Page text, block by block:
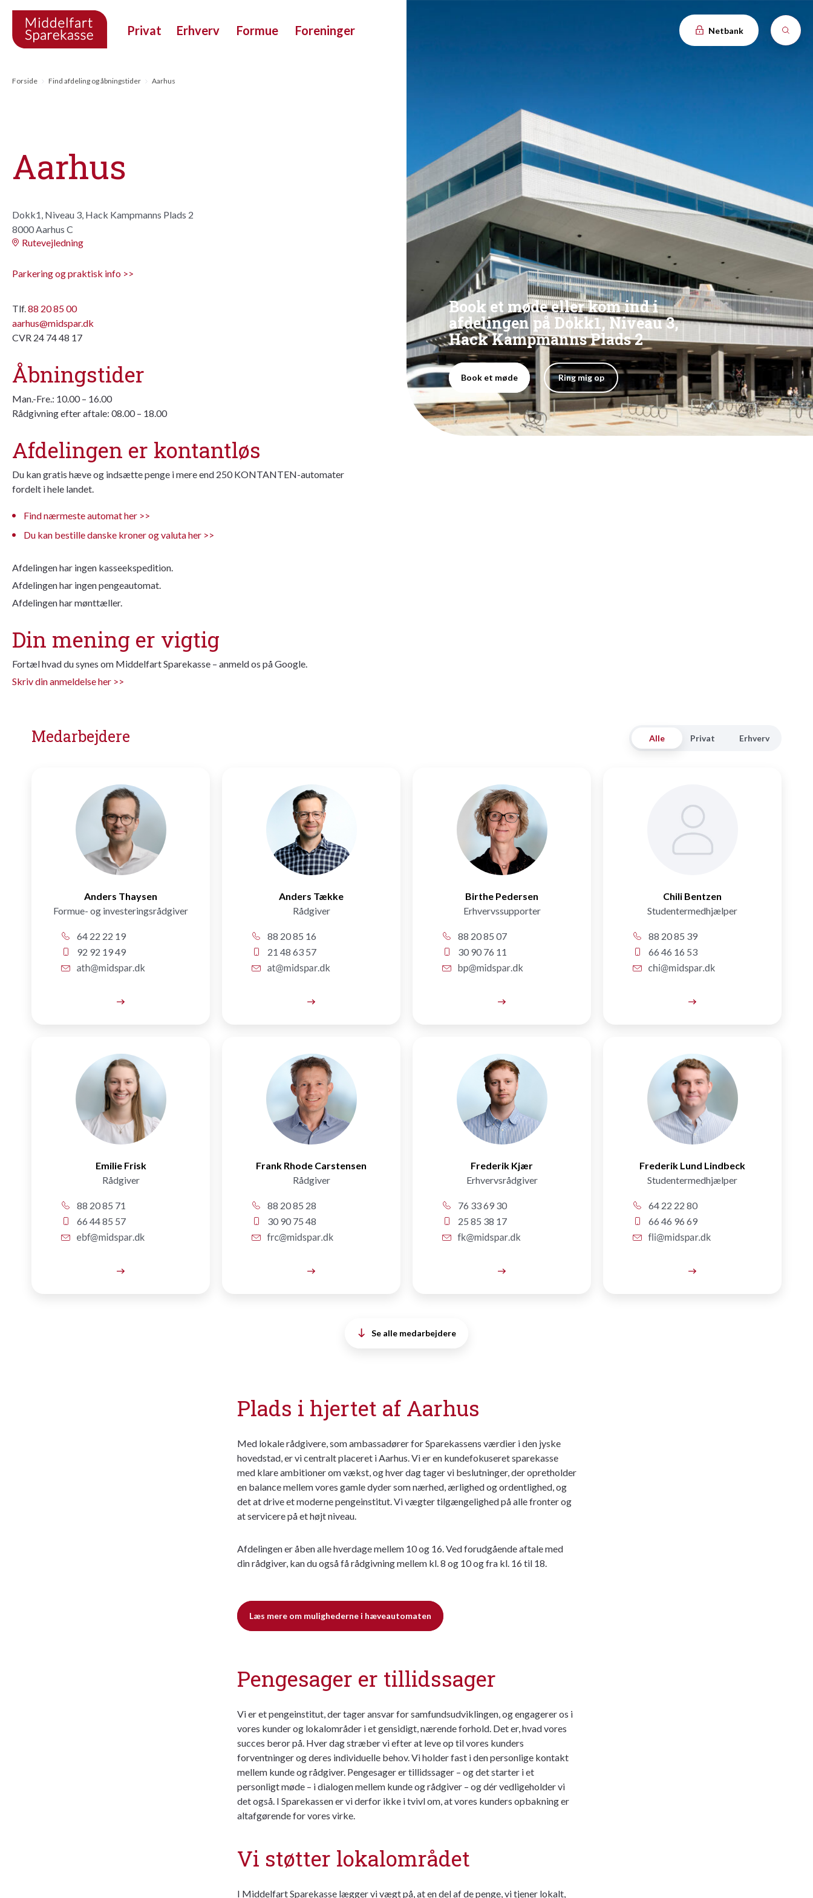
Privat Erhverv Formue Foreninger Netbank
Book et møde eller kom ind i
afdelingen på Dokk1, Niveau 3,
Hack Kampmanns Plads 2
Book et møde Ring mig op
Forside Find afdeling og åbningstider Aarhus
Aarhus
Dokk1, Niveau 3, Hack Kampmanns Plads 2
8000 Aarhus C
Rutevejledning
Parkering og praktisk info >>
Tlf.88 20 85 00
aarhus@midspar.dk
CVR 24 74 48 17
Åbningstider
Man.-Fre.: 10.00 – 16.00
Rådgivning efter aftale: 08.00 – 18.00
Afdelingen er kontantløs
Du kan gratis hæve og indsætte penge i mere end 250 KONTANTEN-automater
fordelt i hele landet.
Find nærmeste automat her >>
Du kan bestille danske kroner og valuta her >>
Afdelingen har ingen kasseekspedition.
Afdelingen har ingen pengeautomat.
Afdelingen har mønttæller.
Din mening er vigtig
Fortæl hvad du synes om Middelfart Sparekasse – anmeld os på Google.
Skriv din anmeldelse her >>
Medarbejdere Alle Privat Erhverv
Anders Thaysen
Formue- og investeringsrådgiver
64 22 22 19
92 92 19 49
Anders Tække
Rådgiver
88 20 85 16
21 48 63 57
Birthe Pedersen
Erhvervssupporter
88 20 85 07
30 90 76 11
Chili Bentzen
Studentermedhjælper
88 20 85 39
66 46 16 53
Emilie Frisk
Rådgiver
88 20 85 71
66 44 85 57
Frank Rhode Carstensen
Rådgiver
88 20 85 28
30 90 75 48
Frederik Kjær
Erhvervsrådgiver
76 33 69 30
25 85 38 17
Frederik Lund Lindbeck
Studentermedhjælper
64 22 22 80
66 46 96 69
Se alle medarbejdere
Plads i hjertet af Aarhus
Med lokale rådgivere, som ambassadører for Sparekassens værdier i den jyske
hovedstad, er vi centralt placeret i Aarhus. Vi er en kundefokuseret sparekasse
med klare ambitioner om vækst, og hver dag tager vi beslutninger, der opretholder
en balance mellem vores gamle dyder som nærhed, ærlighed og ordentlighed, og
det at drive et moderne pengeinstitut. Vi vægter tilgængelighed på alle fronter og
at servicere på et højt niveau.
Afdelingen er åben alle hverdage mellem 10 og 16. Ved forudgående aftale med
din rådgiver, kan du også få rådgivning mellem kl. 8 og 10 og fra kl. 16 til 18.
Læs mere om mulighederne i hæveautomaten
Pengesager er tillidssager
Vi er et pengeinstitut, der tager ansvar for samfundsudviklingen, og engagerer os i
vores kunder og lokalområder i et gensidigt, nærende forhold. Det er, hvad vores
succes beror på. Hver dag stræber vi efter at leve op til vores kunders
forventninger og deres individuelle behov. Vi holder fast i den personlige kontakt
mellem kunde og rådgiver. Pengesager er tillidssager – og det starter i et
personligt møde – i dialogen mellem kunde og rådgiver – og dér vedligeholder vi
det også. I Sparekassen er vi derfor ikke i tvivl om, at vores kunders opbakning er
altafgørende for vores virke.
Vi støtter lokalområdet
I Middelfart Sparekasse lægger vi vægt på, at en del af de penge, vi tjener lokalt,